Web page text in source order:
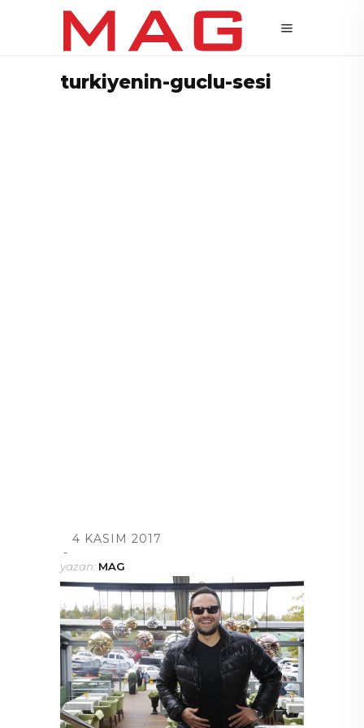
turkiyenin-guclu-sesi
4 KASIM 2017
yazan: MAG